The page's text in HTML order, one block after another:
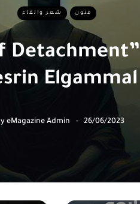
شعر والقاء فنون
Elgammal
eMagazine Admin 26/06/2023